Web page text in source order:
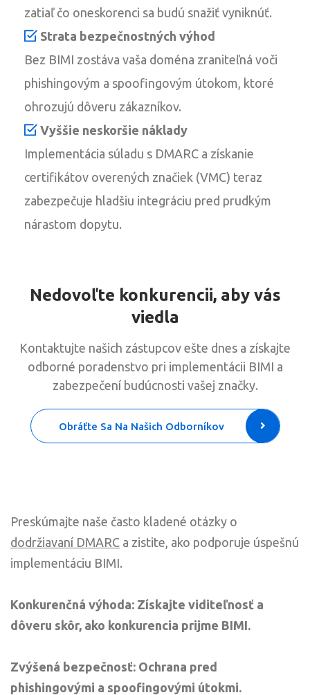
zatiaľ čo oneskorenci sa budú snažiť vyniknúť.
Strata bezpečnostných výhod
Bez BIMI zostáva vaša doména zraniteľná voči
phishingovým a spoofingovým útokom, ktoré
ohrozujú dôveru zákazníkov.
Vyššie neskoršie náklady
Implementácia súladu s DMARC a získanie
certifikátov overených značiek (VMC) teraz
zabezpečuje hladšiu integráciu pred prudkým
nárastom dopytu.
Nedovoľte konkurencii, aby vás
viedla
Kontaktujte našich zástupcov ešte dnes a získajte
odborné poradenstvo pri implementácii BIMI a
zabezpečení budúcnosti vašej značky.
Obráťte Sa Na Našich Odborníkov
Preskúmajte naše často kladené otázky o
dodržiavaní DMARC a zistite, ako podporuje úspešnú
implementáciu BIMI.
Konkurenčná výhoda: Získajte viditeľnosť a
dôveru skôr, ako konkurencia prijme BIMI.
Zvýšená bezpečnosť: Ochrana pred
phishingovými a spoofingovými útokmi.